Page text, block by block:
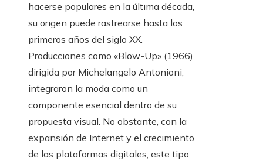
hacerse populares en la última década,
su origen puede rastrearse hasta los
primeros años del siglo XX.
Producciones como «Blow-Up» (1966),
dirigida por Michelangelo Antonioni,
integraron la moda como un
componente esencial dentro de su
propuesta visual. No obstante, con la
expansión de Internet y el crecimiento
de las plataformas digitales, este tipo